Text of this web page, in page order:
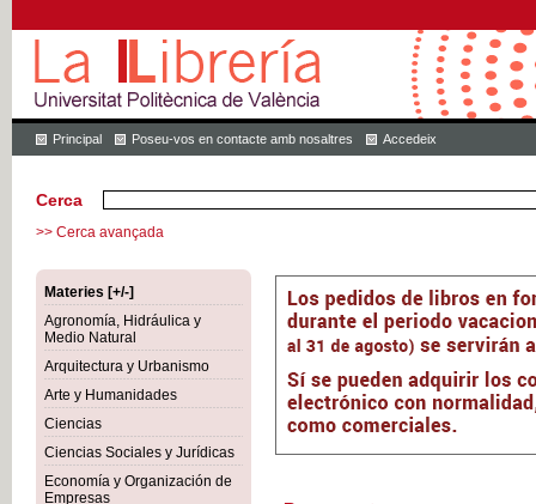
Principal Poseu-vos en contacte amb nosaltres Accedeix
Cerca
>> Cerca avançada
Materies [+/-]
Agronomía, Hidráulica y
Medio Natural
Arquitectura y Urbanismo
Arte y Humanidades
Ciencias
Ciencias Sociales y Jurídicas
Economía y Organización de
Empresas